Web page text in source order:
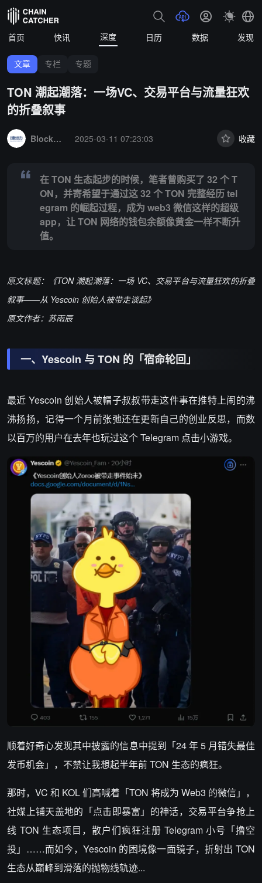
首页 快讯 深度 日历 数据 发现
文章 专栏 专题
TON 潮起潮落：一场VC、交易平台与流量狂欢
的折叠叙事
BlockBeats
2025-03-11 07:23:03 收藏
在 TON 生态起步的时候，笔者曾购买了 32 个 T
ON，并寄希望于通过这 32 个 TON 完整经历 tel
egram 的崛起过程，成为 web3 微信这样的超级
app，让 TON 网络的钱包余额像黄金一样不断升
值。
原文标题：《TON 潮起潮落：一场 VC、交易平台与流量狂欢的折叠
叙事——从 Yescoin 创始人被带走谈起》
原文作者：苏雨辰
一、Yescoin 与 TON 的「宿命轮回」​
最近 Yescoin 创始人被帽子叔叔带走这件事在推特上闹的沸
沸扬扬，记得一个月前张弛还在更新自己的创业反思，而数
以百万的用户在去年也玩过这个 Telegram 点击小游戏。
顺着好奇心发现其中披露的信息中提到「24 年 5 月错失最佳
发币机会」，不禁让我想起半年前 TON 生态的疯狂。
那时，VC 和 KOL 们高喊着「TON 将成为 Web3 的微信」，
社媒上铺天盖地的「点击即暴富」的神话，交易平台争抢上
线 TON 生态项目，散户们疯狂注册 Telegram 小号「撸空
投」……而如今，Yescoin 的困境像一面镜子，折射出 TON
生态从巅峰到滑落的抛物线轨迹...